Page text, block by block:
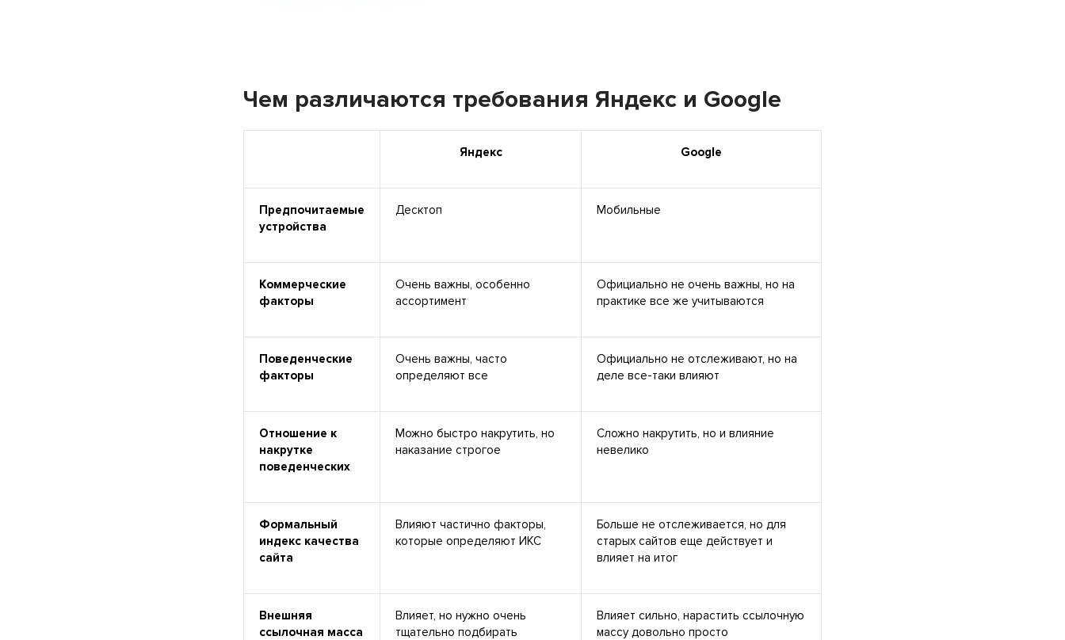
Чем различаются требования Яндекс и Google
Яндекс Google
Предпочитаемые
устройства
Десктоп Мобильные
Коммерческие
факторы
Очень важны, особенно
ассортимент
Официально не очень важны, но на
практике все же учитываются
Поведенческие
факторы
Очень важны, часто
определяют все
Официально не отслеживают, но на
деле все-таки влияют
Отношение к
накрутке
поведенческих
Можно быстро накрутить, но
наказание строгое
Сложно накрутить, но и влияние
невелико
Формальный
индекс качества
сайта
Влияют частично факторы,
которые определяют ИКС
Больше не отслеживается, но для
старых сайтов еще действует и
влияет на итог
Внешняя
ссылочная масса
Влияет, но нужно очень
тщательно подбирать
Влияет сильно, нарастить ссылочную
массу довольно просто